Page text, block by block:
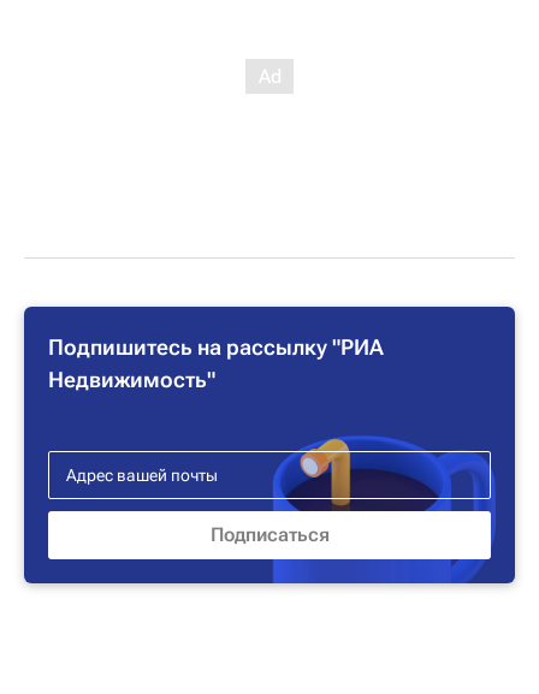
Подпишитесь на рассылку "РИА
Недвижимость"